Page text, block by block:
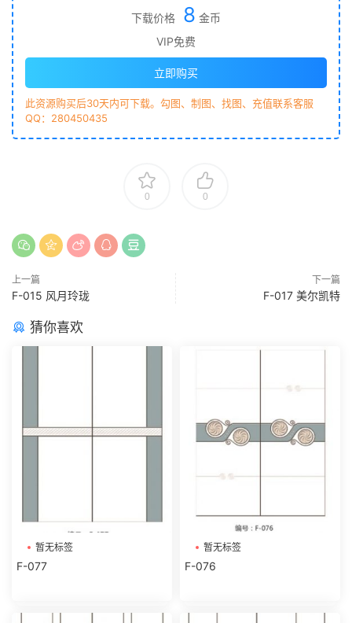
下载价格 8 金币
VIP免费
立即购买
此资源购买后30天内可下载。勾图、制图、找图、充值联系客服
QQ：280450435
0 0
上一篇
F-015 风月玲珑
下一篇
F-017 美尔凯特
猜你喜欢
暂无标签
F-077
暂无标签
F-076